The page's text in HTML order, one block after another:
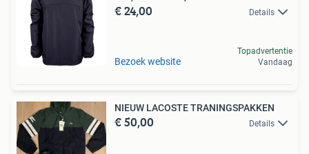
€ 24,00 Details
Bezoek website
Topadvertentie
Vandaag
NIEUW LACOSTE TRANINGSPAKKEN
€ 50,00 Details